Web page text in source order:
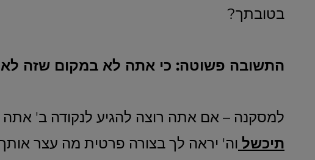
בטובתך?
התשובה פשוטה: כי אתה לא במקום שזה לא
למסקנה – אם אתה רוצה להגיע לנקודה ב'
תיכשל וה' יראה לך בצורה פרטית מה עצר